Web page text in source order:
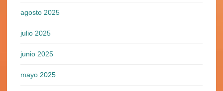
agosto 2025
julio 2025
junio 2025
mayo 2025